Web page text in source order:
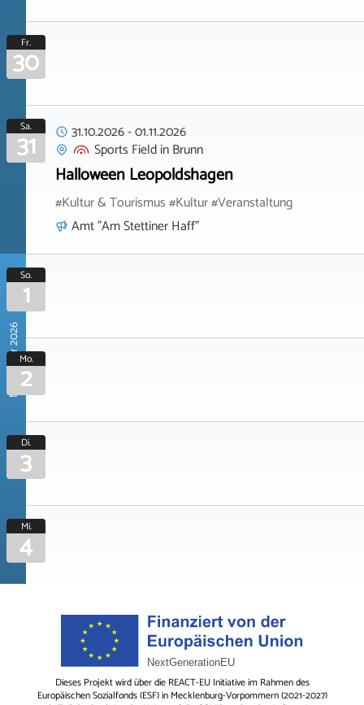
Fr.
30
Sa.
31 31.10.2026-01.11.2026
Sports FieldinBrunn
Halloween Leopoldshagen
#Kultur & Tourismus #Kultur #Veranstaltung
Amt "Am Stettiner Haff"
November 2026
So.
1
Mo.
2
Di.
3
Mi.
4
Dieses Projekt wird über die REACT-EU Initiative im Rahmen des
Europäischen Sozialfonds (ESF) in Mecklenburg-Vorpommern (2021-2027)